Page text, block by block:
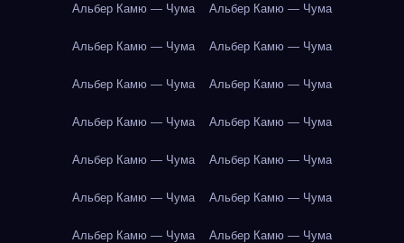
Альбер Камю — Чума Альбер Камю — Чума
Альбер Камю — Чума Альбер Камю — Чума
Альбер Камю — Чума Альбер Камю — Чума
Альбер Камю — Чума Альбер Камю — Чума
Альбер Камю — Чума Альбер Камю — Чума
Альбер Камю — Чума Альбер Камю — Чума
Альбер Камю — Чума Альбер Камю — Чума